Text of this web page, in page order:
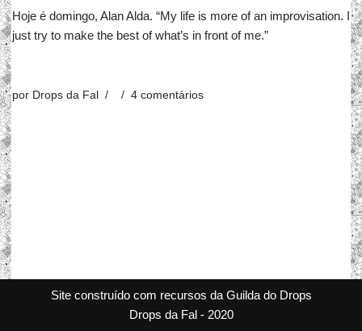
Hoje é domingo, Alan Alda. “My life is more of an improvisation. I
just try to make the best of what’s in front of me.”
por Drops da Fal 4 comentários
Site construído com recursos da Guilda do Drops
Drops da Fal - 2020